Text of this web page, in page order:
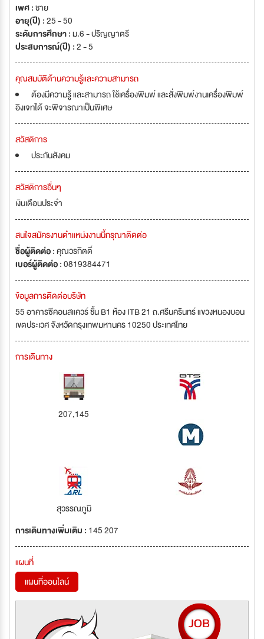
เพศ :ชาย
อายุ(ปี) :25 - 50
ระดับการศึกษา :ม.6 - ปริญญาตรี
ประสบการณ์(ปี) :2 - 5
คุณสมบัติด้านความรู้และความสามารถ
ต้องมีความรู้ และสามารถ ใช้เครื่องพิมพ์ และสั่งพิมพ์งานเครื่องพิมพ์
อิงเจทได้ จะพิจารณาเป็นพิเศษ
สวัสดิการ
ประกันสังคม
สวัสดิการอื่นๆ
เงินเดือนประจำ
สนใจสมัครงานตำแหน่งงานนี้กรุณาติดต่อ
ชื่อผู้ติดต่อ :คุณวรกิตติ์
เบอร์ผู้ติดต่อ :0819384471
ข้อมูลการติดต่อบริษัท
55 อาคารซีคอนสแควร์ ชั้น B1 ห้อง ITB 21 ถ.ศรีนครินทร์ แขวงหนองบอน
เขตประเวศ จังหวัดกรุงเทพมหานคร 10250 ประเทศไทย
การเดินทาง
207,145
สุวรรณภูมิ
การเดินทางเพิ่มเติม : 145 207
แผนที่
แผนที่ออนไลน์